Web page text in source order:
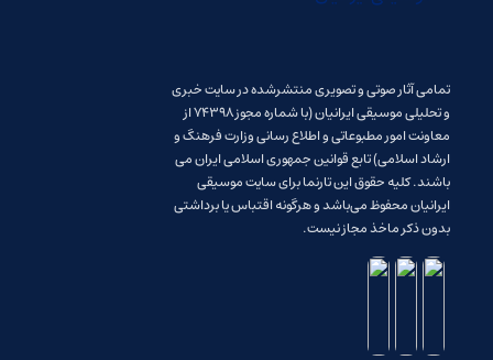
تمامی آثار صوتی و تصویری منتشرشده در سایت خبری
و تحلیلی موسیقی ایرانیان (با شماره مجوز 74398 از
معاونت امور مطبوعاتی و اطلاع رسانی وزارت فرهنگ و
ارشاد اسلامی) تابع قوانین جمهوری اسلامی ایران می
باشند. کلیه حقوق این تارنما برای سایت موسیقی
ایرانیان محفوظ می‌باشد و هرگونه اقتباس یا برداشتی
بدون ذکر ماخذ مجاز نیست.